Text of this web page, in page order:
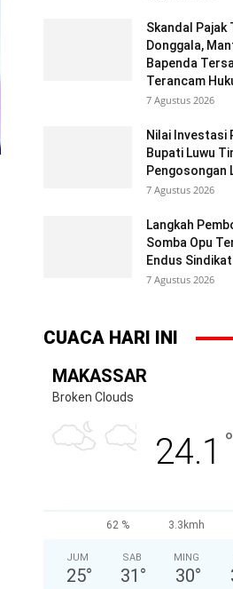
Skandal Pajak
Donggala,
Bapenda
Terancam
7 Agustus 2026
Nilai Investasi
Bupati Luwu
Pengosongan
7 Agustus 2026
Langkah
Somba Opu
Endus
7 Agustus 2026
CUACA HARI INI
MAKASSAR
Broken Clouds
24.1 °
62 % 3.3kmh
JUM
25°
SAB
31 °
MING
30°